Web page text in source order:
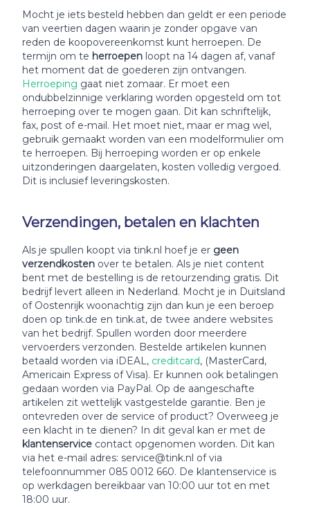
Mocht je iets besteld hebben dan geldt er een periode
van veertien dagen waarin je zonder opgave van
reden de koopovereenkomst kunt herroepen. De
termijn om te herroepen loopt na 14 dagen af, vanaf
het moment dat de goederen zijn ontvangen.
Herroeping gaat niet zomaar. Er moet een
ondubbelzinnige verklaring worden opgesteld om tot
herroeping over te mogen gaan. Dit kan schriftelijk,
fax, post of e-mail. Het moet niet, maar er mag wel,
gebruik gemaakt worden van een modelformulier om
te herroepen. Bij herroeping worden er op enkele
uitzonderingen daargelaten, kosten volledig vergoed.
Dit is inclusief leveringskosten.
Verzendingen, betalen en klachten
Als je spullen koopt via tink.nl hoef je er geen
verzendkosten over te betalen. Als je niet content
bent met de bestelling is de retourzending gratis. Dit
bedrijf levert alleen in Nederland. Mocht je in Duitsland
of Oostenrijk woonachtig zijn dan kun je een beroep
doen op tink.de en tink.at, de twee andere websites
van het bedrijf. Spullen worden door meerdere
vervoerders verzonden. Bestelde artikelen kunnen
betaald worden via iDEAL, creditcard, (MasterCard,
Americain Express of Visa). Er kunnen ook betalingen
gedaan worden via PayPal. Op de aangeschafte
artikelen zit wettelijk vastgestelde garantie. Ben je
ontevreden over de service of product? Overweeg je
een klacht in te dienen? In dit geval kan er met de
klantenservice contact opgenomen worden. Dit kan
via het e-mail adres: service@tink.nl of via
telefoonnummer 085 0012 660. De klantenservice is
op werkdagen bereikbaar van 10:00 uur tot en met
18:00 uur.